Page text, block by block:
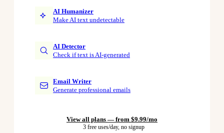
AI Humanizer
Make AI text undetectable
AI Detector
Check if text is AI-generated
Email Writer
Generate professional emails
View all plans — from $9.99/mo
3 free uses/day, no signup